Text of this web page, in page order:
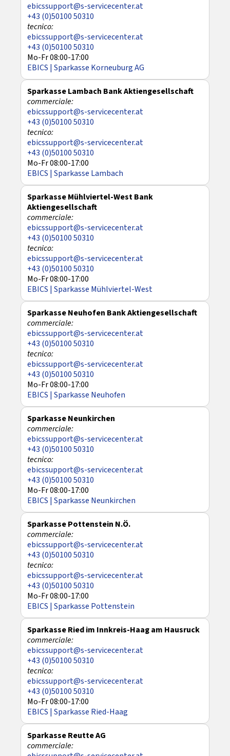
ebicssupport@s-servicecenter.at
+43 (0)50100 50310
ebicssupport@s-servicecenter.at
+43 (0)50100 50310
Mo-Fr 08:00-17:00
EBICS | Sparkasse Korneuburg AG
Sparkasse Lambach Bank Aktiengesellschaft
ebicssupport@s-servicecenter.at
+43 (0)50100 50310
ebicssupport@s-servicecenter.at
+43 (0)50100 50310
Mo-Fr 08:00-17:00
EBICS | Sparkasse Lambach
Sparkasse Mühlviertel-West Bank
Aktiengesellschaft
ebicssupport@s-servicecenter.at
+43 (0)50100 50310
ebicssupport@s-servicecenter.at
+43 (0)50100 50310
Mo-Fr 08:00-17:00
EBICS | Sparkasse Mühlviertel-West
Sparkasse Neuhofen Bank Aktiengesellschaft
ebicssupport@s-servicecenter.at
+43 (0)50100 50310
ebicssupport@s-servicecenter.at
+43 (0)50100 50310
Mo-Fr 08:00-17:00
EBICS | Sparkasse Neuhofen
Sparkasse Neunkirchen
ebicssupport@s-servicecenter.at
+43 (0)50100 50310
ebicssupport@s-servicecenter.at
+43 (0)50100 50310
Mo-Fr 08:00-17:00
EBICS | Sparkasse Neunkirchen
Sparkasse Pottenstein N.Ö.
ebicssupport@s-servicecenter.at
+43 (0)50100 50310
ebicssupport@s-servicecenter.at
+43 (0)50100 50310
Mo-Fr 08:00-17:00
EBICS | Sparkasse Pottenstein
Sparkasse Ried im Innkreis-Haag am Hausruck
ebicssupport@s-servicecenter.at
+43 (0)50100 50310
ebicssupport@s-servicecenter.at
+43 (0)50100 50310
Mo-Fr 08:00-17:00
EBICS | Sparkasse Ried-Haag
Sparkasse Reutte AG